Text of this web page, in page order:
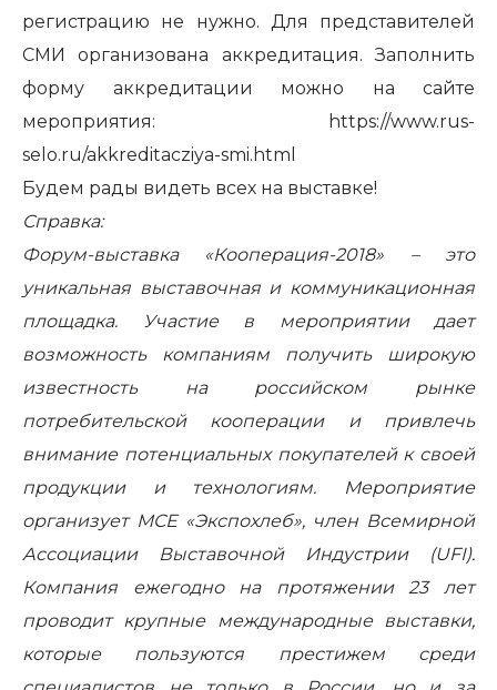
регистрацию не нужно. Для представителей
СМИ организована аккредитация. Заполнить
форму аккредитации можно на сайте
мероприятия:
https://www.rus-
selo.ru/akkreditacziya-smi.html
Будем рады видеть всех на выставке!
Справка:
Форум-выставка «Кооперация-2018» – это
уникальная выставочная и коммуникационная
площадка. Участие в мероприятии дает
возможность компаниям получить широкую
известность на российском рынке
потребительской кооперации и привлечь
внимание потенциальных покупателей к своей
продукции и технологиям. Мероприятие
организует МСЕ «Экспохлеб», член Всемирной
Ассоциации Выставочной Индустрии (UFI).
Компания ежегодно на протяжении 23 лет
проводит крупные международные выставки,
которые пользуются престижем среди